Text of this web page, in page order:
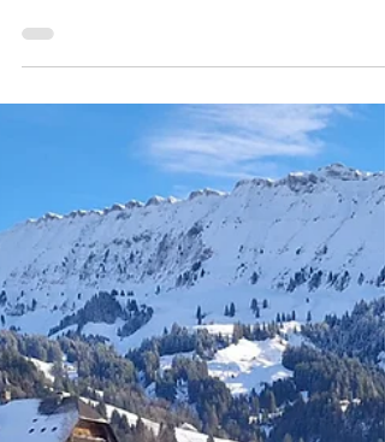
Infos + Online-Anmeldung
Clubtag, Samstag, 21.
Februar 2026
Liebe Clubmitglieder Unser Clubtag findet
nächsten ⛷️ *Samstag, 21. Februar 2026 *🎿
statt. Das alpine Clubrennen findet wie
gewohnt am Vormittag statt, das
Langlaufrennen nach dem Mittag. Aufgrund
der aktuellen Schneesituation und den
gemeldeten Niederschlägen in den
nächsten Tagen, können wir euch erst
kurzfristig (Mitte nächster Woche)
informieren, wo der Clubtag 2026